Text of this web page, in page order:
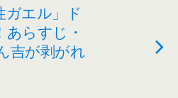
ガエル」ド
らすじ・
吉が剥がれ